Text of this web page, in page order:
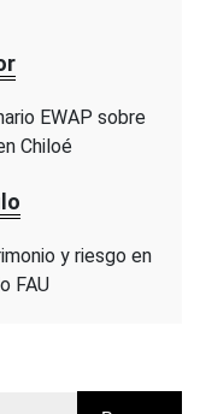
EWAP sobre
Chiloé
y riesgo en
FAU